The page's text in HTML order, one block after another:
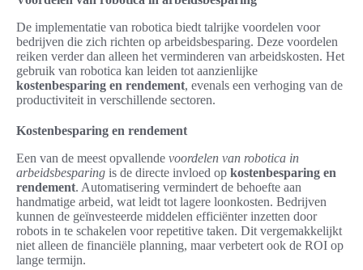
De implementatie van robotica biedt talrijke voordelen voor
bedrijven die zich richten op arbeidsbesparing. Deze voordelen
reiken verder dan alleen het verminderen van arbeidskosten. Het
gebruik van robotica kan leiden tot aanzienlijke
kostenbesparing en rendement, evenals een verhoging van de
productiviteit in verschillende sectoren.
Kostenbesparing en rendement
Een van de meest opvallende voordelen van robotica in
arbeidsbesparing is de directe invloed op kostenbesparing en
rendement. Automatisering vermindert de behoefte aan
handmatige arbeid, wat leidt tot lagere loonkosten. Bedrijven
kunnen de geïnvesteerde middelen efficiënter inzetten door
robots in te schakelen voor repetitive taken. Dit vergemakkelijkt
niet alleen de financiële planning, maar verbetert ook de ROI op
lange termijn.